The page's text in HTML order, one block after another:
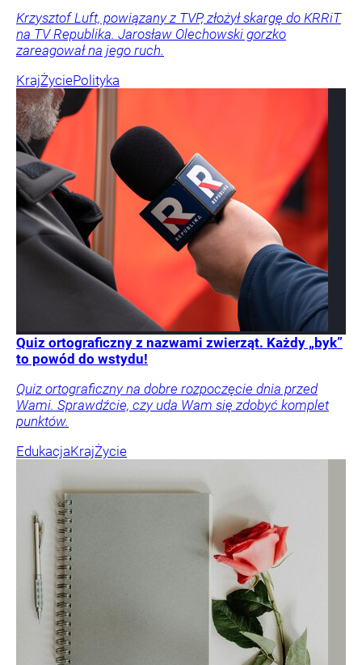
Krzysztof Luft, powiązany z TVP, złożył skargę do KRRiT
na TV Republika. Jarosław Olechowski gorzko
zareagował na jego ruch.
KrajŻyciePolityka
Quiz ortograficzny z nazwami zwierząt. Każdy „byk”
to powód do wstydu!
Quiz ortograficzny na dobre rozpoczęcie dnia przed
Wami. Sprawdźcie, czy uda Wam się zdobyć komplet
punktów.
EdukacjaKrajŻycie